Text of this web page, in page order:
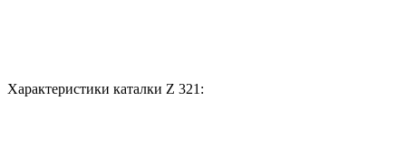
Характеристики каталки Z 321: